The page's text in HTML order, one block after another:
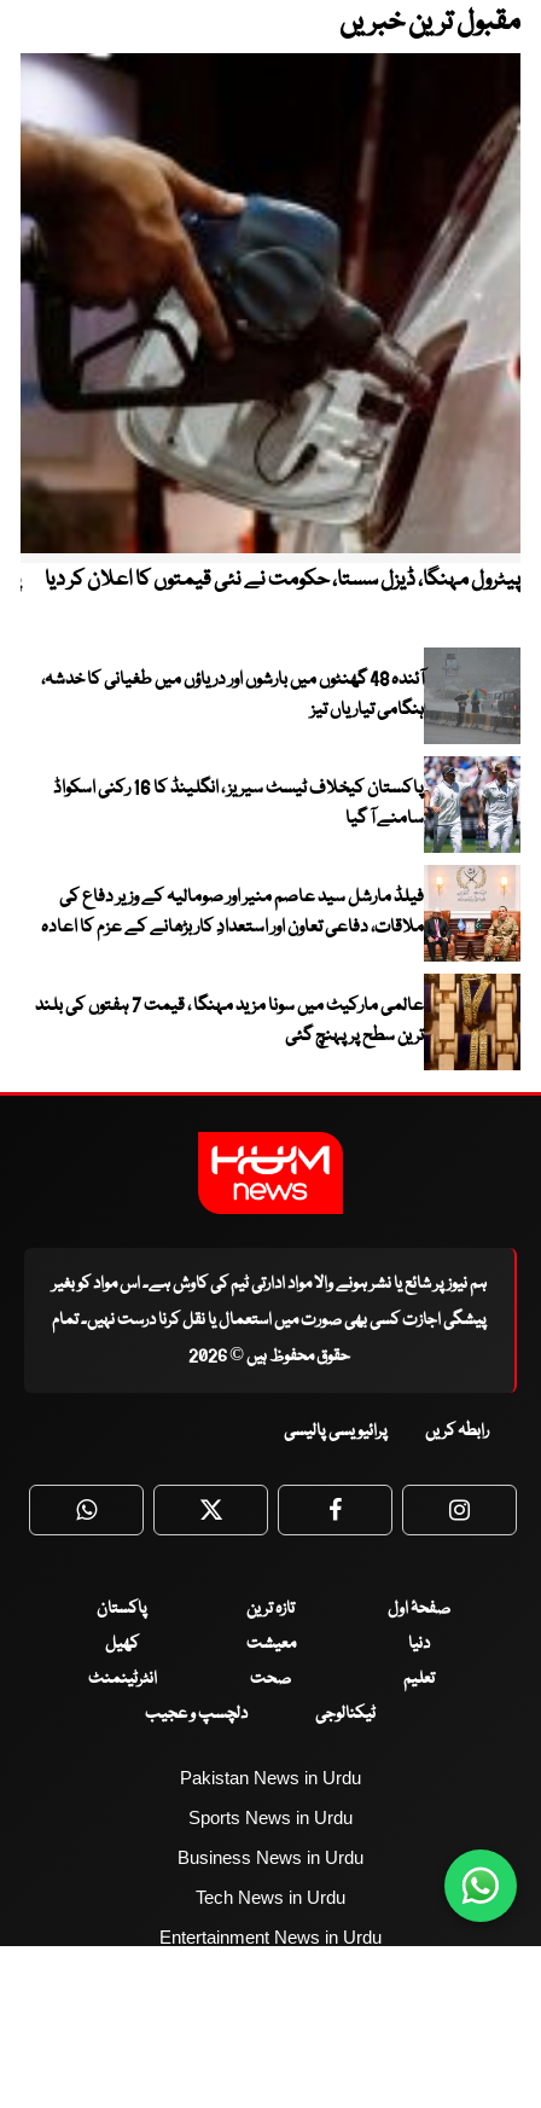
مقبول ترین خبریں
پیٹرول مہنگا، ڈیزل سستا، حکومت نے نئی قیمتوں کا اعلان کر دیا
آئندہ 48 گھنٹوں میں بارشوں اور دریاؤں میں طغیانی کا خدشہ،
ہنگامی تیاریاں تیز
پاکستان کیخلاف ٹیسٹ سیریز ، انگلینڈ کا 16 رکنی اسکواڈ
سامنے آ گیا
فیلڈ مارشل سید عاصم منیر اور صومالیہ کے وزیر دفاع کی
ملاقات، دفاعی تعاون اور استعدادِ کار بڑھانے کے عزم کا اعادہ
عالمی مارکیٹ میں سونا مزید مہنگا ، قیمت 7 ہفتوں کی بلند
ترین سطح پر پہنچ گئی
ہم نیوز پر شائع یا نشر ہونے والا مواد ادارتی ٹیم کی کاوش ہے۔ اس مواد کو بغیر
پیشگی اجازت کسی بھی صورت میں استعمال یا نقل کرنا درست نہیں۔ تمام
حقوق محفوظ ہیں © 2026
رابطہ کریں پرائیویسی پالیسی
WhatsApp Twitter Facebook
صفحۂ اول تازہ ترین
پاکستان
دنیا
معیشت
کھیل
تعلیم
صحت
انٹرٹینمنٹ
ٹیکنالوجی
دلچسپ و عجیب
Pakistan News in Urdu
Sports News in Urdu
Business News in Urdu
Tech News in Urdu
Entertainment News in Urdu